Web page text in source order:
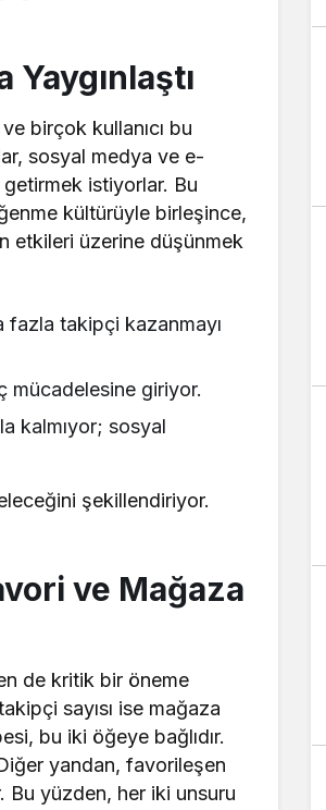
ve birçok kullanıcı bu
sosyal medya ve e-
istiyorlar. Bu
kültürüyle birleşince,
etkileri üzerine düşünmek
fazla takipçi kazanmayı
mücadelesine giriyor.
kalmıyor; sosyal
şekillendiriyor.
ve Mağaza
de kritik bir öneme
sayısı ise mağaza
bu iki öğeye bağlıdır.
yandan, favorileşen
Bu yüzden, her iki unsuru